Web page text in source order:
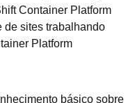
Container Platform
de sites trabalhando
Platform
básico sobre